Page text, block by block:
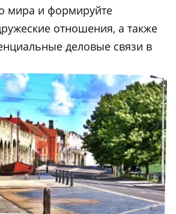
мира и формируйте
отношения, а также
деловые связи в